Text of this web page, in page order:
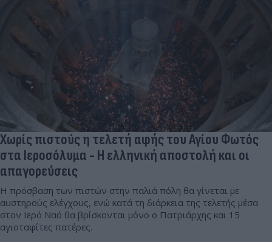
Χωρίς πιστούς η τελετή αφής του Αγίου Φωτός
στα Ιεροσόλυμα - Η ελληνική αποστολή και οι
απαγορεύσεις
Η πρόσβαση των πιστών στην παλιά πόλη θα γίνεται με
αυστηρούς ελέγχους, ενώ κατά τη διάρκεια της τελετής μέσα
στον Ιερό Ναό θα βρίσκονται μόνο ο Πατριάρχης και 15
αγιοταφίτες πατέρες.